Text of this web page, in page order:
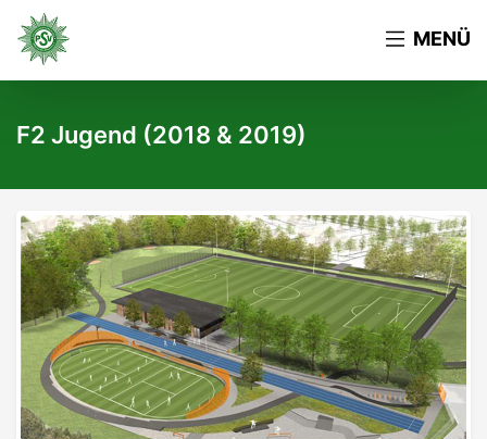
MENÜ
F2 Jugend (2018 & 2019)